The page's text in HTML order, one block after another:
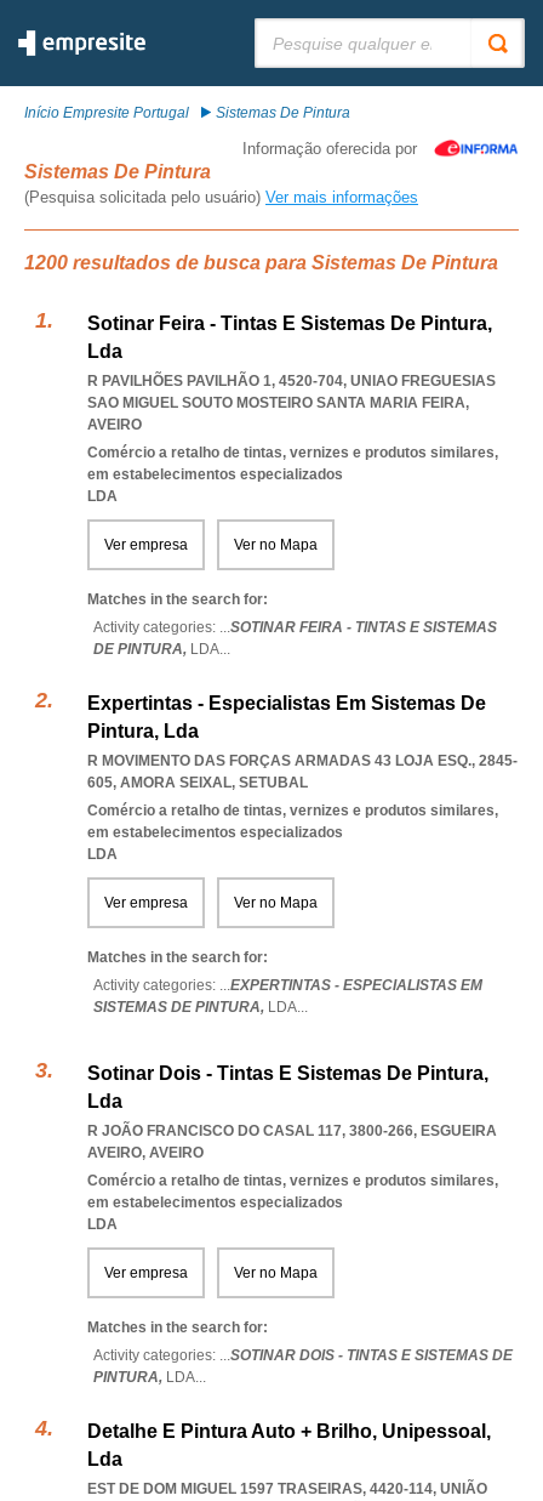
Início Empresite Portugal Sistemas De Pintura
Informação oferecida por
Sistemas De Pintura
(Pesquisa solicitada pelo usuário) Ver mais informações
1200 resultados de busca para Sistemas De Pintura
Sotinar Feira - Tintas E Sistemas De Pintura,
Lda
R PAVILHÕES PAVILHÃO 1, 4520-704, UNIAO FREGUESIAS
SAO MIGUEL SOUTO MOSTEIRO SANTA MARIA FEIRA,
AVEIRO
Comércio a retalho de tintas, vernizes e produtos similares,
em estabelecimentos especializados
LDA
Ver empresa Ver no Mapa
Matches in the search for:
Activity categories: ...SOTINAR FEIRA - TINTAS E SISTEMAS
DE PINTURA, LDA...
Expertintas - Especialistas Em Sistemas De
Pintura, Lda
R MOVIMENTO DAS FORÇAS ARMADAS 43 LOJA ESQ., 2845-
605, AMORA SEIXAL, SETUBAL
Comércio a retalho de tintas, vernizes e produtos similares,
em estabelecimentos especializados
LDA
Ver empresa Ver no Mapa
Matches in the search for:
Activity categories: ...EXPERTINTAS - ESPECIALISTAS EM
SISTEMAS DE PINTURA, LDA...
Sotinar Dois - Tintas E Sistemas De Pintura,
Lda
R JOÃO FRANCISCO DO CASAL 117, 3800-266, ESGUEIRA
AVEIRO, AVEIRO
Comércio a retalho de tintas, vernizes e produtos similares,
em estabelecimentos especializados
LDA
Ver empresa Ver no Mapa
Matches in the search for:
Activity categories: ...SOTINAR DOIS - TINTAS E SISTEMAS DE
PINTURA, LDA...
Detalhe E Pintura Auto + Brilho, Unipessoal,
Lda
EST DE DOM MIGUEL 1597 TRASEIRAS, 4420-114, UNIÃO